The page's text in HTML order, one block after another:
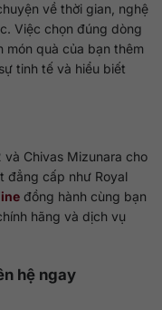
về thời gian, nghệ
Việc chọn đúng dòng
món quà của bạn thêm
tinh tế và hiểu biết
và Chivas Mizunara cho
đẳng cấp như Royal
đồng hành cùng bạn
hãng và dịch vụ
hệ ngay